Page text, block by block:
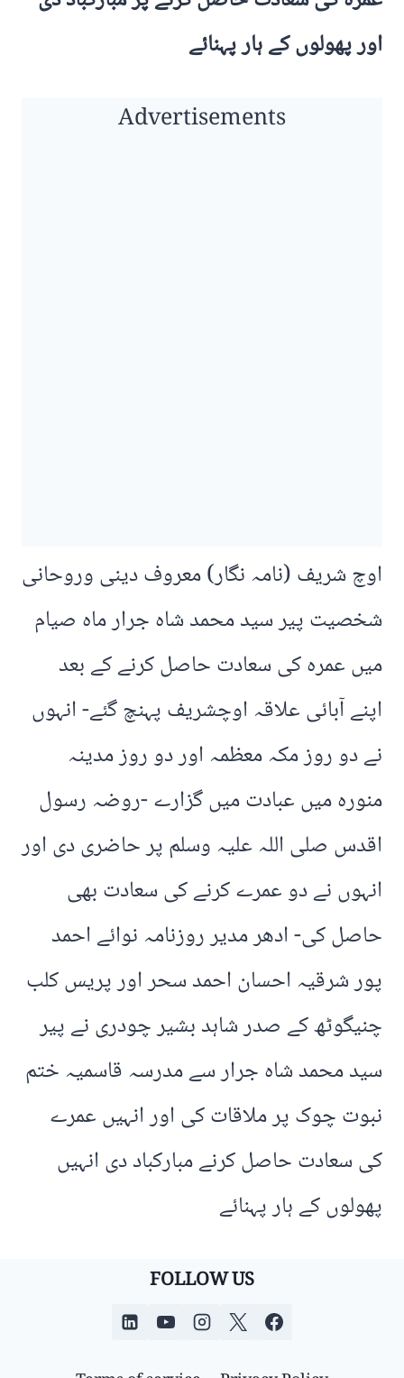
اور پھولوں کے ہار پہنائے
Advertisements
اوچ شریف (نامہ نگار) معروف دینی وروحانی
شخصیت پیر سید محمد شاہ جرار ماہ صیام
میں عمرہ کی سعادت حاصل کرنے کے بعد
اپنے آبائی علاقہ اوچشریف پہنچ گئے- انہوں
نے دو روز مکہ معظمہ اور دو روز مدینہ
منورہ میں عبادت میں گزارے -روضہ رسول
اقدس صلی اللہ علیہ وسلم پر حاضری دی اور
انہوں نے دو عمرے کرنے کی سعادت بھی
حاصل کی- ادھر مدیر روزنامہ نوائے احمد
پور شرقیہ احسان احمد سحر اور پریس کلب
چنیگوٹھ کے صدر شاہد بشیر چودری نے پیر
سید محمد شاہ جرار سے مدرسہ قاسمیہ ختم
نبوت چوک پر ملاقات کی اور انہیں عمرے
کی سعادت حاصل کرنے مبارکباد دی انہیں
پھولوں کے ہار پہنائے
FOLLOW US